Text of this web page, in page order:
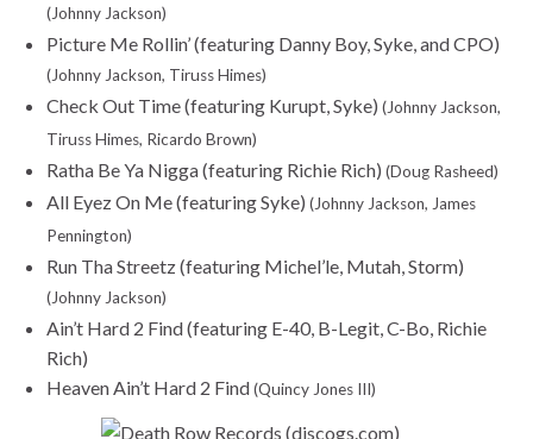
(Johnny Jackson)
Picture Me Rollin’ (featuring Danny Boy, Syke, and CPO)
(Johnny Jackson, Tiruss Himes)
Check Out Time (featuring Kurupt, Syke) (Johnny Jackson,
Tiruss Himes, Ricardo Brown)
Ratha Be Ya Nigga (featuring Richie Rich) (Doug Rasheed)
All Eyez On Me (featuring Syke) (Johnny Jackson, James
Pennington)
Run Tha Streetz (featuring Michel’le, Mutah, Storm)
(Johnny Jackson)
Ain’t Hard 2 Find (featuring E-40, B-Legit, C-Bo, Richie
Rich)
Heaven Ain’t Hard 2 Find(Quincy Jones III)